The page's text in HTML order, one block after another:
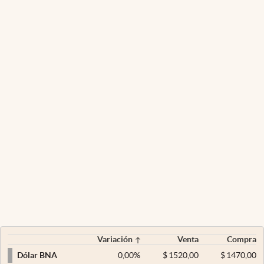
Variación Venta
Compra
Dólar BNA
0,00% $ 1520,00 $1470,00